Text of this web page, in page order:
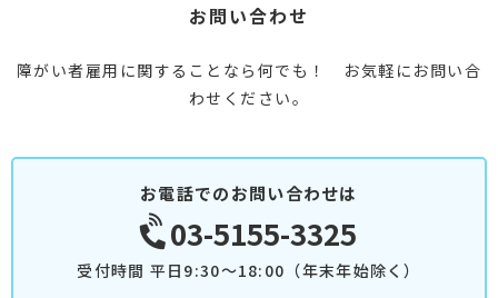
お問い合わせ
障がい者雇用に関することなら何でも！ お気軽にお問い合
わせください。
お電話でのお問い合わせは
03-5155-3325
受付時間 平日9:30～18:00（年末年始除く）